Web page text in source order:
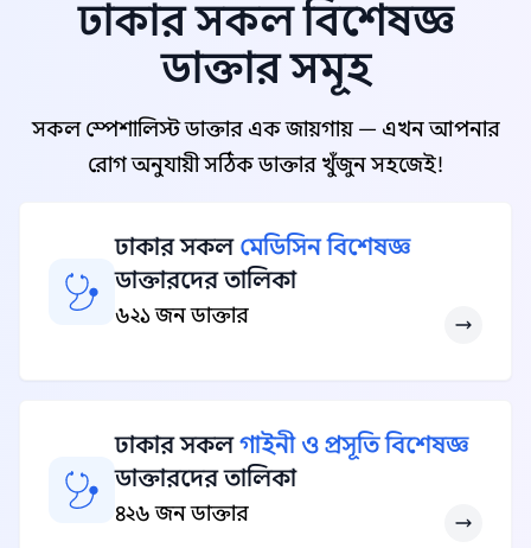
ঢাকার সকল বিশেষজ্ঞ
ডাক্তার সমূহ
সকল স্পেশালিস্ট ডাক্তার এক জায়গায় — এখন আপনার
রোগ অনুযায়ী সঠিক ডাক্তার খুঁজুন সহজেই!
ঢাকার সকল মেডিসিন বিশেষজ্ঞ
ডাক্তারদের তালিকা
৬২১ জন ডাক্তার
ঢাকার সকলগাইনী ও প্রসূতি বিশেষজ্ঞ
ডাক্তারদের তালিকা
৪২৬ জন ডাক্তার